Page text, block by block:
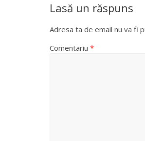
Lasă un răspuns
Adresa ta de email nu va fi
Comentariu *